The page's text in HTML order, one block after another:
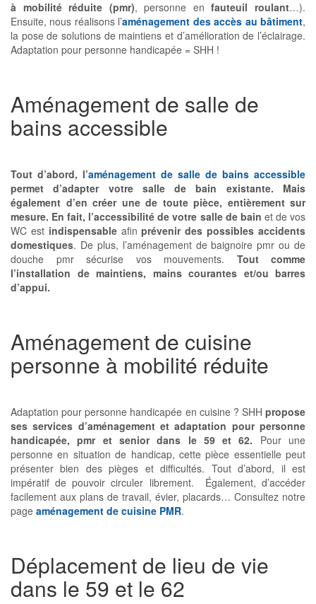
à mobilité réduite (pmr), personne enfauteuil roulant…).
Ensuite, nous réalisons l’aménagement des accès au bâtiment,
la pose de solutions de maintiens et d’amélioration de l’éclairage.
Adaptation pour personne handicapée = SHH !
Aménagement de salle de
bains accessible
Tout d’abord, l’aménagement de salle de bains accessible
permet d’adapter votre salle de bain existante. Mais
également d’en créer une de toute pièce, entièrement sur
mesure. En fait, l’accessibilité de votre salle de bain et de vos
WC est indispensable afinprévenir des possibles accidents
domestiques. De plus, l’aménagement de baignoire pmr ou de
douche pmr sécurise vos mouvements. Tout comme
l’installation de maintiens, mains courantes et/ou barres
d’appui.
Aménagement de cuisine
personne à mobilité réduite
Adaptation pour personne handicapée en cuisine ? SHH propose
ses services d’aménagement et adaptation pour personne
handicapée, pmr et senior dans le 59 et 62. Pour une
personne en situation de handicap, cette pièce essentielle peut
présenter bien des pièges et difficultés. Tout d’abord, il est
impératif de pouvoir circuler librement. Également, d’accéder
facilement aux plans de travail, évier, placards… Consultez notre
page aménagement de cuisine PMR.
Déplacement de lieu de vie
dans le 59 et le 62